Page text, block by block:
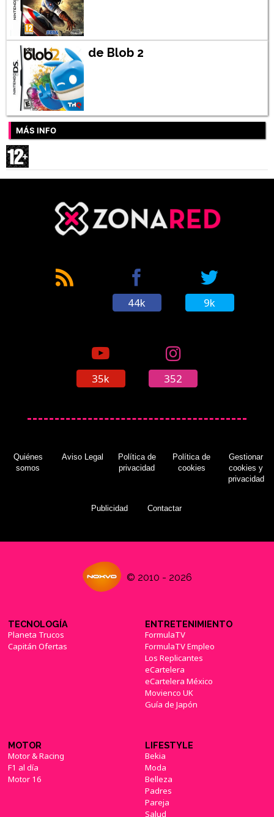
de Blob 2
MÁS INFO
44k 9k
35k 352
Quiénes
somos
Aviso Legal
Política de
privacidad
Política de
cookies
Gestionar
cookies y
privacidad
Publicidad Contactar
© 2010 - 2026
TECNOLOGÍA
Planeta Trucos
Capitán Ofertas
ENTRETENIMIENTO
FormulaTV
FormulaTV Empleo
Los Replicantes
eCartelera
eCartelera México
Movienco UK
Guía de Japón
MOTOR
Motor & Racing
F1 al día
Motor 16
LIFESTYLE
Bekia
Moda
Belleza
Padres
Pareja
Salud